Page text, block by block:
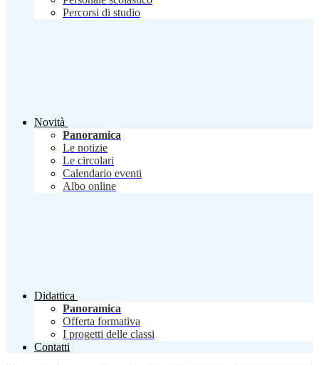
Percorsi di studio
Novità
Panoramica
Le notizie
Le circolari
Calendario eventi
Albo online
Didattica
Panoramica
Offerta formativa
I progetti delle classi
Contatti